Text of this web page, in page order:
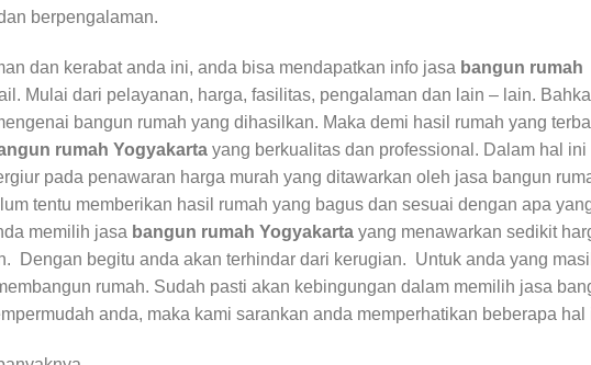
berpengalaman.
dan kerabat anda ini, anda bisa mendapatkan info jasa bangun rumah
Mulai dari pelayanan, harga, fasilitas, pengalaman dan lain – lain.
bangun rumah yang dihasilkan. Maka demi hasil rumah yang
rumah Yogyakarta yang berkualitas dan professional. Dalam hal ini
pada penawaran harga murah yang ditawarkan oleh jasa bangun
tentu memberikan hasil rumah yang bagus dan sesuai dengan apa
memilih jasa bangun rumah Yogyakarta yang menawarkan sedikit
Dengan begitu anda akan terhindar dari kerugian. Untuk anda yang
rumah. Sudah pasti akan kebingungan dalam memilih jasa
anda, maka kami sarankan anda memperhatikan beberapa hal